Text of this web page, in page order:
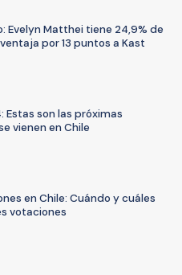
Evelyn Matthei tiene 24,9% de
por 13 puntos a Kast
Estas son las próximas
vienen en Chile
en Chile: Cuándo y cuáles
votaciones